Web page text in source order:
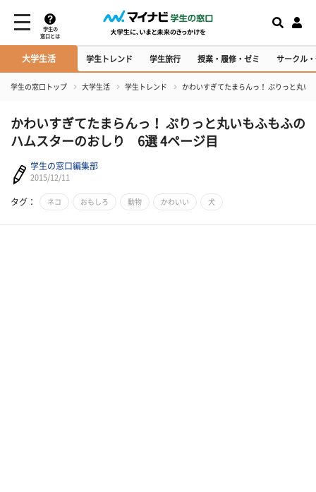
学生の
窓口とは
大学生活 学生トレンド 学生旅行 授業・履修・ゼミ サークル
学生の窓口トップ 大学生活 学生トレンド かわいすぎてたまらんっ！ ぷりっと丸
かわいすぎてたまらんっ！ ぷりっと丸いもふもふの
ハムスターのおしり 6選 4ページ目
学生の窓口編集部
2015/12/11
タグ： ネコ おもしろ 動物 かわいい 犬